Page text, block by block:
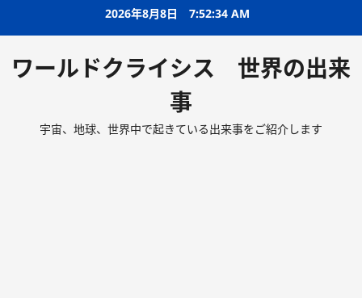
2026年8月8日 7:52:35 AM
ワールドクライシス 世界の出来
事
宇宙、地球、世界中で起きている出来事をご紹介します